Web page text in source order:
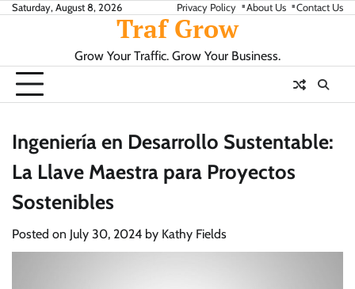
SkipSaturday, August 8, 2026 Privacy Policy About Us Contact Us
Traf Grow
Grow Your Traffic. Grow Your Business.
Ingeniería en Desarrollo Sustentable:
La Llave Maestra para Proyectos
Sostenibles
Posted on July 30, 2024 by Kathy Fields